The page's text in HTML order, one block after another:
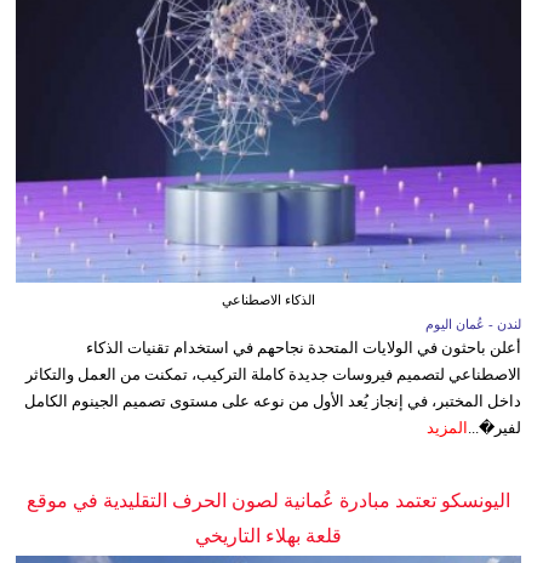
الذكاء الاصطناعي
لندن - عُمان اليوم
أعلن باحثون في الولايات المتحدة نجاحهم في استخدام تقنيات الذكاء
الاصطناعي لتصميم فيروسات جديدة كاملة التركيب، تمكنت من العمل والتكاثر
داخل المختبر، في إنجاز يُعد الأول من نوعه على مستوى تصميم الجينوم الكامل
لفير�...
المزيد
اليونسكو تعتمد مبادرة عُمانية لصون الحرف التقليدية في موقع
قلعة بهلاء التاريخي